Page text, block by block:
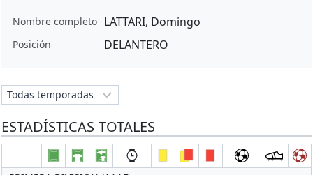
Nombre completo LATTARI, Domingo
Posición DELANTERO
ESTADÍSTICAS TOTALES